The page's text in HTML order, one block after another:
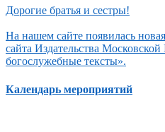
Дорогие братья и сестры!
На нашем сайте появилась
сайта Издательства
богослужебные тексты».
Календарь мероприятий